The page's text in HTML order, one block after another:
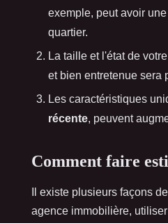
exemple, peut avoir une
quartier.
La taille et l'état de
et bien entretenue sera
Les caractéristiques
récente, peuvent
Comment faire
Il existe plusieurs façons de
agence immobilière,